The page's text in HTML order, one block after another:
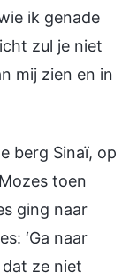
ik genade
zul je niet
mij zien en in
berg Sinaï, op
toen
ging naar
‘Ga naar
ze niet